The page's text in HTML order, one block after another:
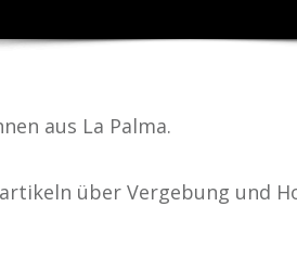
aus La Palma.
über Vergebung und